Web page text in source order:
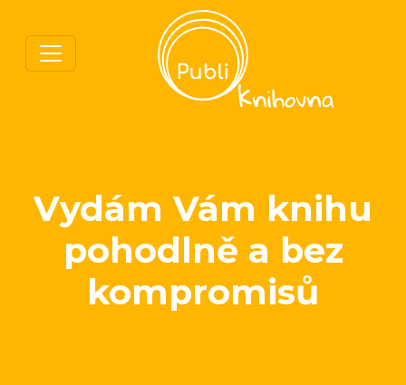
Vydám Vám knihu
pohodlně a bez
kompromisů